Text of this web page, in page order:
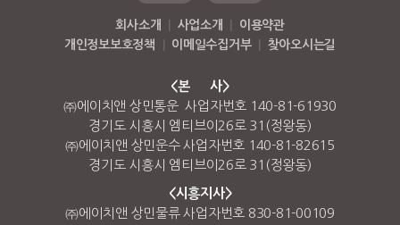
회사소개 사업소개
이용약관
개인정보보호정책
이메일수집거부 찾아오시는길
<본 사>
㈜에이치앤 상민통운 사업자번호 140-81-61930
경기도 시흥시 엠티브이26로 31(정왕동)
㈜에이치앤 상민운수 사업자번호 140-81-82615
경기도 시흥시 엠티브이26로 31(정왕동)
<시흥지사>
㈜에이치앤 상민물류 사업자번호 830-81-00109